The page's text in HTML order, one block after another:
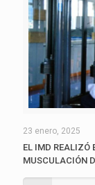
23 enero, 2025
EL IMD REALIZÓ
MUSCULACIÓN